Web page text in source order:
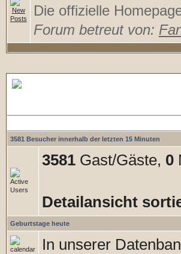
Die offizielle
Forum betreut von:
3581 Besucher innerhalb der letzten 15 Minuten
3581Gast/Gäste, 0
Detailansicht
Geburtstage heute
In unserer